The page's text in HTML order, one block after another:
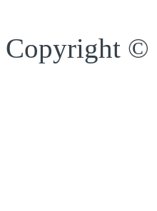
Copyright ©